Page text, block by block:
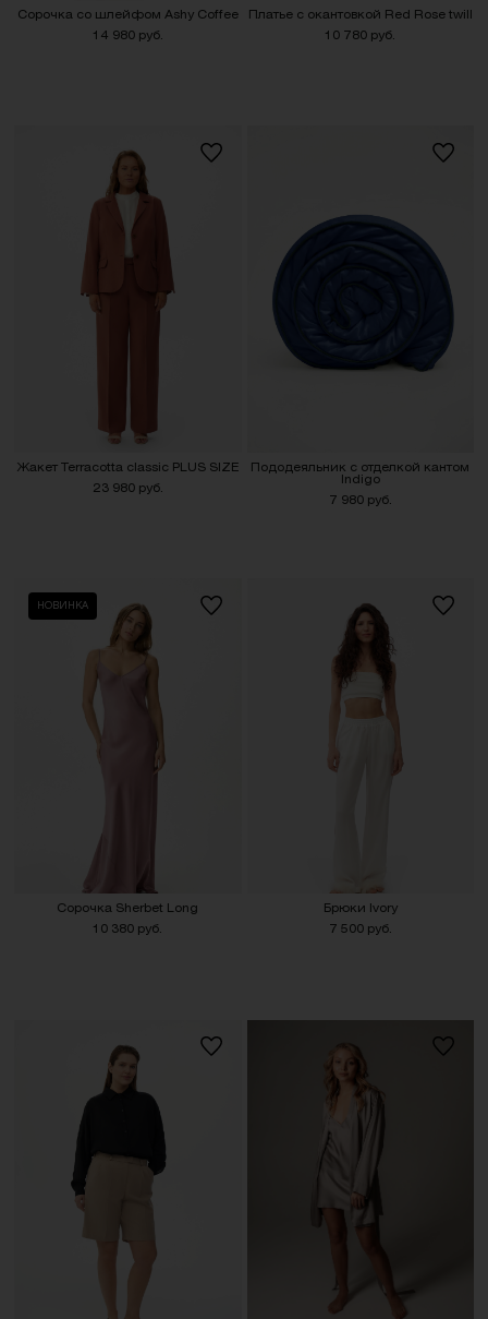
Сорочка со шлейфом Ashy Coffee
14 980 руб.
Платье с окантовкой Red Rose twill
10 780 руб.
Жакет Terracotta classic PLUS SIZE
23 980 руб.
Пододеяльник с отделкой кантом
Indigo
7 980 руб.
НОВИНКА
Сорочка Sherbet Long
10 380 руб.
Брюки Ivory
7 500 руб.